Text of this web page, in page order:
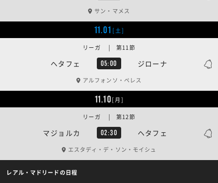
サン・マメス
11.01 [土]
ヘタフェ 05:00 ジローナ
リーガ | 第11節
アルフォンソ・ペレス
11.10[月]
マジョルカ 02:30 ヘタフェ
リーガ | 第12節
エスタディ・デ・ソン・モイシュ
レアル・マドリードの日程